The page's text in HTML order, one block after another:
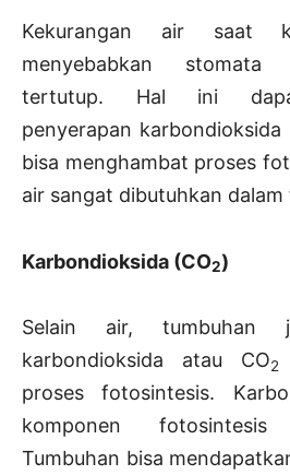
Kekurangan air saat
menyebabkan stomata
tertutup. Hal ini
penyerapan
bisa menghambat proses
air sangat dibutuhkan
Karbondioksida (CO2)
Selain air, tumbuhan
karbondioksida atau CO2
proses fotosintesis.
komponen
Tumbuhan bisa